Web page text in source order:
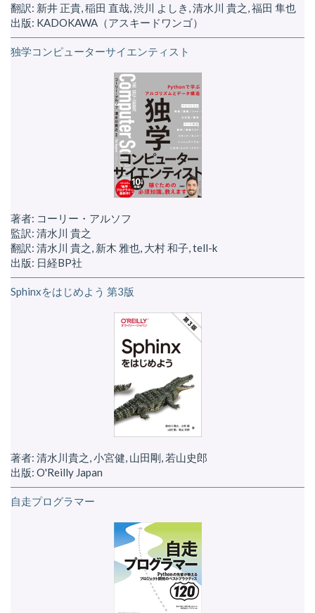
翻訳: 新井 正貴, 稲田 直哉, 渋川 よしき, 清水川 貴之, 福田 隼也
出版: KADOKAWA（アスキードワンゴ）
独学コンピューターサイエンティスト
著者: コーリー・アルソフ
監訳: 清水川 貴之
翻訳: 清水川 貴之, 新木 雅也, 大村 和子, tell-k
出版: 日経BP社
Sphinxをはじめよう 第3版
著者: 清水川貴之, 小宮健, 山田剛, 若山史郎
出版: O'Reilly Japan
自走プログラマー